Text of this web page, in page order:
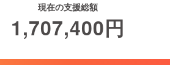
現在の支援総額
1,707,400円